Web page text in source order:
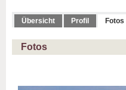
Übersicht Profil Fotos
Fotos